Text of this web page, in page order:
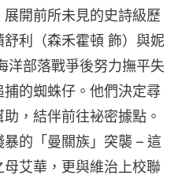
開前所未見的史詩級歷
利（森禾霍頓 飾）與妮
洋部落戰爭後努力撫平失
的蜘蛛仔。他們決定尋
，結伴前往袐密據點。
的「曼關族」突襲 – 這
艾華，更與維治上校聯